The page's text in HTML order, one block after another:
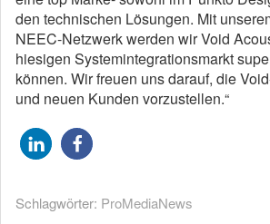
den technischen Lösungen. Mit
NEEC-Netzwerk werden wir Void
hiesigen Systemintegrationsmarkt
können. Wir freuen uns darauf, die
und neuen Kunden vorzustellen.“
Schlagwörter: ProMediaNews